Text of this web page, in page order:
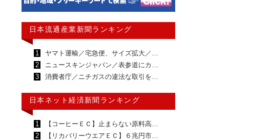
日本流通産業新聞ランキング
1
ヤマト運輸／宅急便、サイズ拡大／…
2
ニュースキンジャパン／表参道にカ…
3
消費者庁／ニチガスの違法な取引を…
日本ネット経済新聞ランキング
1
【コーヒーＥＣ】止まらない原料高…
2
【リカバリーウエアＥＣ】６兆円市…